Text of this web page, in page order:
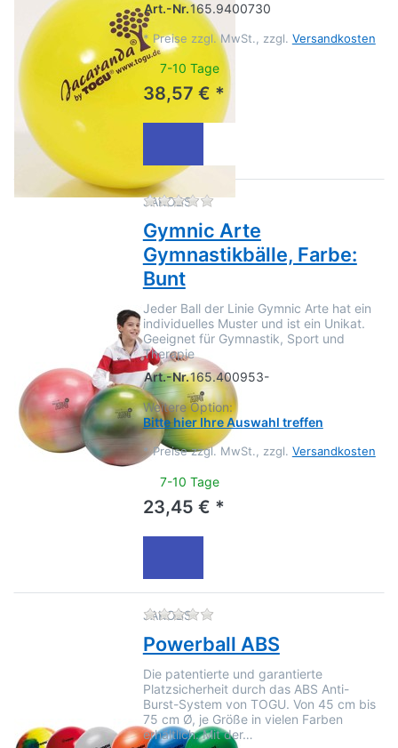
Art.-Nr.165.9400730
* Preise zzgl. MwSt., zzgl. Versandkosten
7-10 Tage
38,57 € *
JAKOBS Zu diesem Produkt liegen
Gymnic Arte
Gymnastikbälle, Farbe:
Bunt
Jeder Ball der Linie Gymnic Arte hat ein
individuelles Muster und ist ein Unikat.
Geeignet für Gymnastik, Sport und
Therapie
Art.-Nr.165.400953-
Weitere Option:
Bitte hier Ihre Auswahl treffen
* Preise zzgl. MwSt., zzgl. Versandkosten
7-10 Tage
23,45 € *
JAKOBS Zu diesem Produkt liegen
Powerball ABS
Die patentierte und garantierte
Platzsicherheit durch das ABS Anti-
Burst-System von TOGU. Von 45 cm bis
75 cm Ø, je Größe in vielen Farben
erhältlich. Mit der…